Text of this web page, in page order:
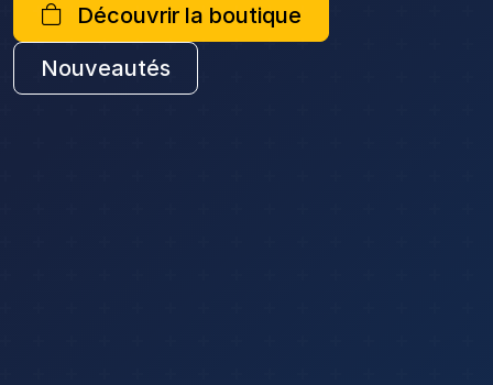
Découvrir la boutique
Nouveautés